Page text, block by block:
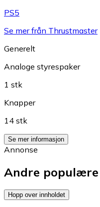
PS5
Se mer från Thrustmaster
Generelt
Analoge styrespaker
1 stk
Knapper
14 stk
Se mer informasjon
Annonse
Andre
Hopp over innholdet